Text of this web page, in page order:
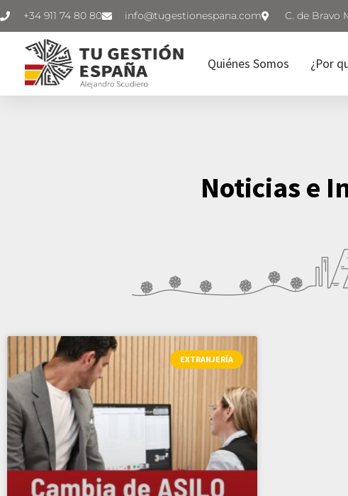
+34 911 74 80 80 C. de Bravo
Quiénes Somos ¿Por
Noticias e
EXTRANJERÍA